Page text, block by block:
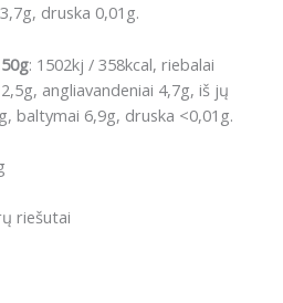
druska 0,01g.
: 1502kj / 358kcal, riebalai
angliavandeniai 4,7g, iš jų
baltymai 6,9g, druska <0,01g.
riešutai